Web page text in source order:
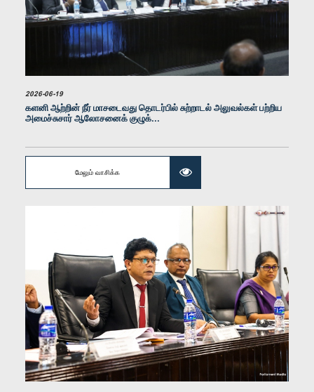
கௌரவ கிங்ஸ் நெல்சன், பா.உ.
கௌரவ டப்ளியூ.எச்.எம். தர்மசேன, பா.உ.
உறுப்பினர்
2026-06-19
களனி ஆற்றின் நீர் மாசடைவது தொடர்பில் சுற்றாடல் அலுவல்கள் பற்றிய
அமைச்சுசார் ஆலோசனைக் குழுக்...
மேலும் வாசிக்க